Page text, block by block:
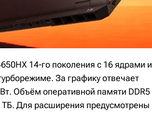
14-го поколения с 16 ядрами и
За графику отвечает
Объём оперативной памяти DDR5
ТБ. Для расширения предусмотрены